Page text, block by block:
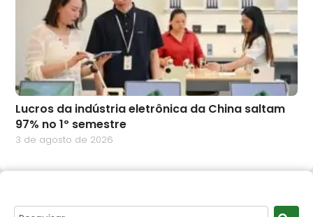
Lucros da indústria eletrônica da China saltam
97% no 1º semestre
3 de agosto de 2026